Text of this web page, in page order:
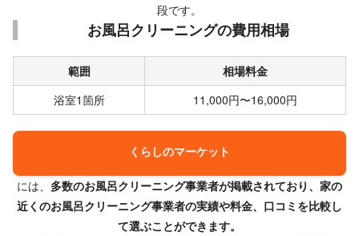
段です。
お風呂クリーニングの費用相場
範囲
相場料金
浴室1箇所
11,000円〜16,000円
くらしのマーケット
には、 多数のお風呂クリーニング事業者が掲載されており、家の
近くのお風呂クリーニング事業者の実績や料金、口コミを比較し
て選ぶことができます。